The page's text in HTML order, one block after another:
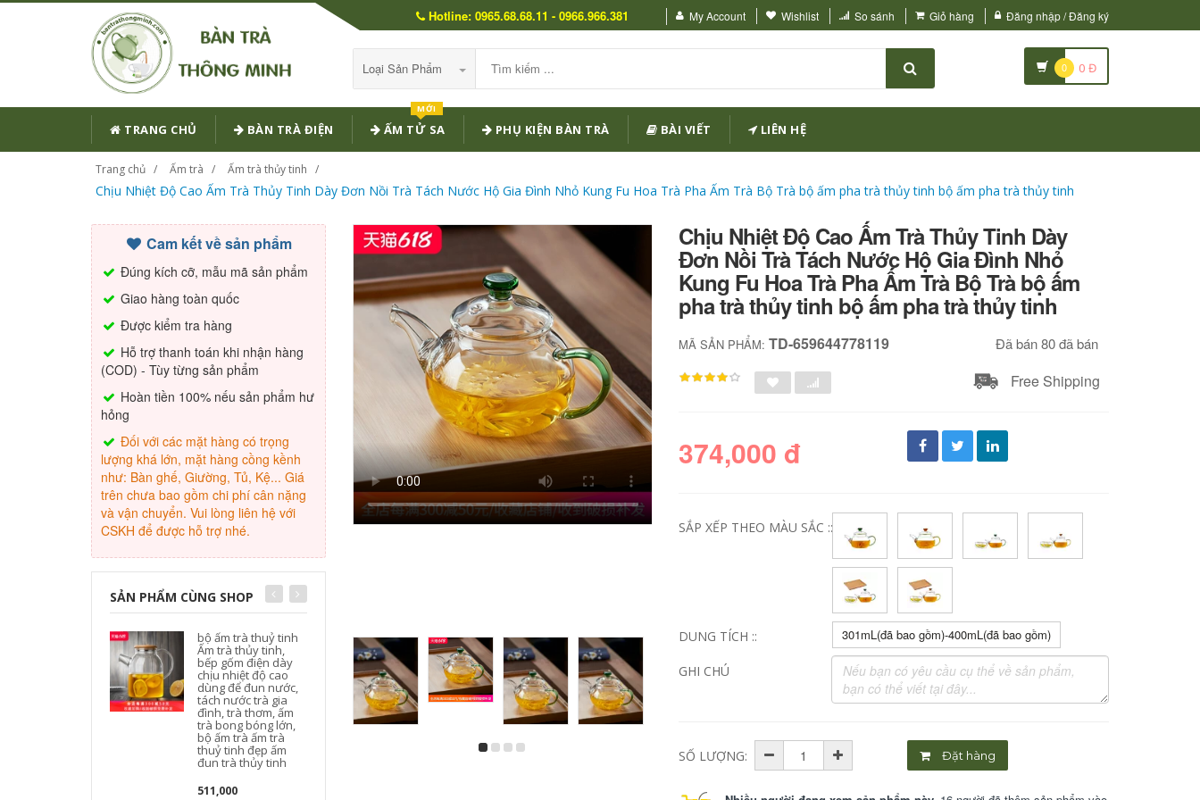
Hotline: 0965.68.68.11 - 0966.966.381 My Account Wishlist So sánh Giỏ hàng Đăng nhập / Đăng ký
Loại Sản Phẩm 0 0 Đ
TRANG CHỦ BÀN TRÀ ĐIỆN ẤM TỬ SA
MỚI
PHỤ KIỆN BÀN TRÀ BÀI VIẾT LIÊN HỆ
Trang chủ Ấm trà Ấm trà thủy tinh
Chịu Nhiệt Độ Cao Ấm Trà Thủy Tinh Dày Đơn Nồi Trà Tách Nước Hộ Gia Đình Nhỏ Kung Fu Hoa Trà Pha Ấm Trà Bộ Trà bộ ấm pha trà thủy tinh bộ ấm pha trà thủy tinh
Cam kết về sản phẩm
Đúng kích cỡ, mẫu mã sản phẩm
Giao hàng toàn quốc
Được kiểm tra hàng
Hỗ trợ thanh toán khi nhận hàng
(COD) - Tùy từng sản phẩm
Hoàn tiền 100% nếu sản phẩm hư
hỏng
Đối với các mặt hàng có trọng
lượng khá lớn, mặt hàng cồng kềnh
như: Bàn ghế, Giường, Tủ, Kệ... Giá
trên chưa bao gồm chi phí cân nặng
và vận chuyển. Vui lòng liên hệ với
CSKH để được hỗ trợ nhé.
SẢN PHẨM CÙNG SHOP
bộ ấm trà thuỷ tinh
Ấm trà thủy tinh,
bếp gốm điện dày
chịu nhiệt độ cao
dùng để đun nước,
tách nước trà gia
đình, trà thơm, ấm
trà bong bóng lớn,
bộ ấm trà ấm trà
thuỷ tinh đẹp ấm
đun trà thủy tinh
511,000
Chịu Nhiệt Độ Cao
Ấm Trà Thủy Tinh
Dày Nồi Đơn Trà
Tách Nước Hộ Gia
Đình Hoa Nhỏ Ấm
Trà Kung Fu Ấm Trà
Bộ Trà ấm thuỷ tinh
pha trà bình đun trà
Chịu Nhiệt Độ Cao
Ấm Trà Thủy Tinh
Dày Nồi Đơn Trà
Tách Nước Hộ Gia
Đình Hoa Nhỏ Ấm
Trà Kung Fu Trà Đặc
Biệt Ấm Trà bình trà
thuỷ tinh có lõi lọc
Chịu Nhiệt Độ Cao Ấm Trà Thủy Tinh Dày
Đơn Nồi Trà Tách Nước Hộ Gia Đình Nhỏ
Kung Fu Hoa Trà Pha Ấm Trà Bộ Trà bộ ấm
pha trà thủy tinh bộ ấm pha trà thủy tinh
MÃ SẢN PHẨM:TD-659644778119 Đã bán 80 đã bán
Free Shipping
374,000 đ
SẮP XẾP THEO MÀU SẮC ::
DUNG TÍCH :: 301mL(đã bao gồm)-400mL(đã bao gồm)
GHI CHÚ
SỐ LƯỢNG: Đặt hàng